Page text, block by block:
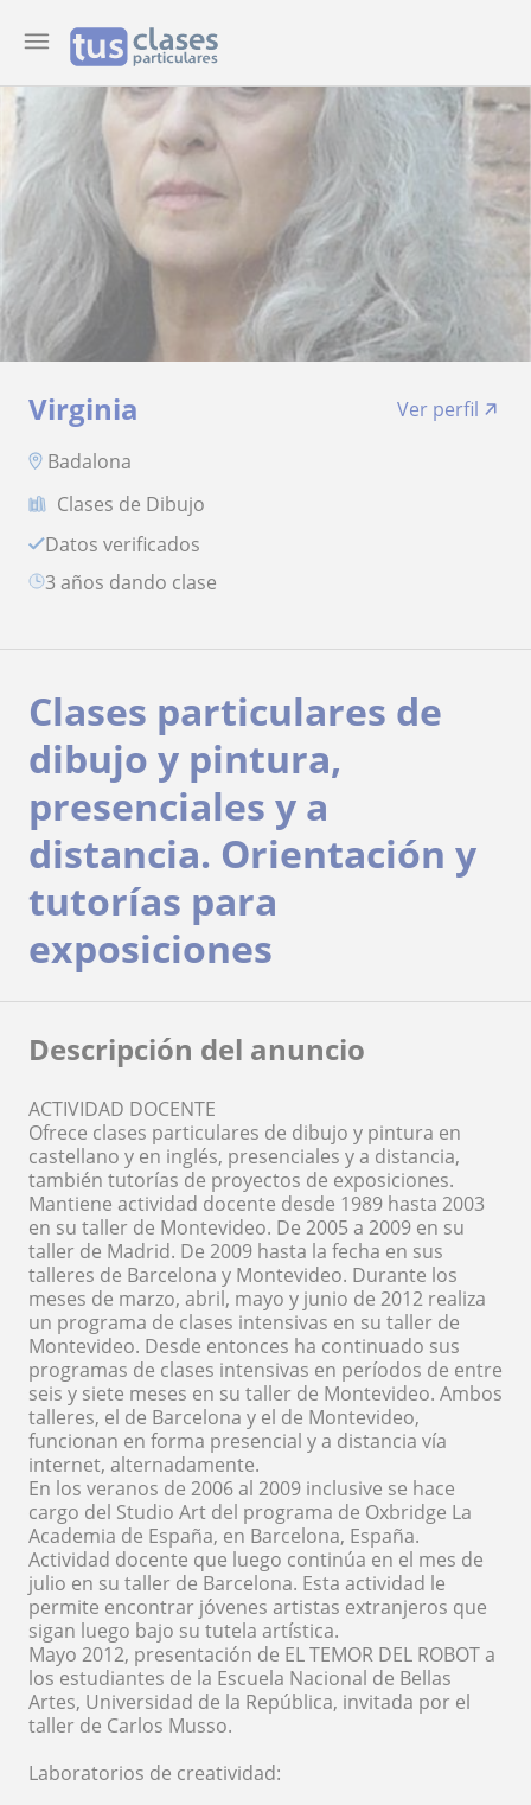
Virginia
Ver perfil
Badalona
Clases de Dibujo
Datos verificados
3 años dando clase
Clases particulares de
dibujo y pintura,
presenciales y a
distancia. Orientación y
tutorías para
exposiciones
Descripción del anuncio
ACTIVIDAD DOCENTE
Ofrece clases particulares de dibujo y pintura en
castellano y en inglés, presenciales y a distancia,
también tutorías de proyectos de exposiciones.
Mantiene actividad docente desde 1989 hasta 2003
en su taller de Montevideo. De 2005 a 2009 en su
taller de Madrid. De 2009 hasta la fecha en sus
talleres de Barcelona y Montevideo. Durante los
meses de marzo, abril, mayo y junio de 2012 realiza
un programa de clases intensivas en su taller de
Montevideo. Desde entonces ha continuado sus
programas de clases intensivas en períodos de entre
seis y siete meses en su taller de Montevideo. Ambos
talleres, el de Barcelona y el de Montevideo,
funcionan en forma presencial y a distancia vía
internet, alternadamente.
En los veranos de 2006 al 2009 inclusive se hace
cargo del Studio Art del programa de Oxbridge La
Academia de España, en Barcelona, España.
Actividad docente que luego continúa en el mes de
julio en su taller de Barcelona. Esta actividad le
permite encontrar jóvenes artistas extranjeros que
sigan luego bajo su tutela artística.
Mayo 2012, presentación de EL TEMOR DEL ROBOT a
los estudiantes de la Escuela Nacional de Bellas
Artes, Universidad de la República, invitada por el
taller de Carlos Musso.
Laboratorios de creatividad: